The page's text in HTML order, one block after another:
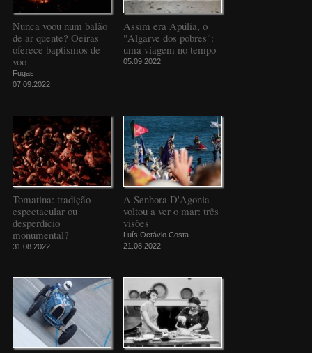
Nunca voou num balão
de ar quente? Oeiras
oferece baptismos de
voo
Fugas
07.09.2022
Assim era Apúlia, o
"Algarve dos pobres":
uma viagem no tempo
05.09.2022
Tomatina: tradição
espectacular ou
desperdício
monumental?
31.08.2022
A Senhora D'Agonia
voltou a ver o mar: três
visões
Luís Octávio Costa
21.08.2022